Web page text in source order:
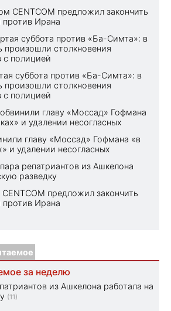
CENTCOM предложил закончить
против Ирана
суббота против «Ба-Симта»: в
произошли столкновения
с полицией
суббота против «Ба-Симта»: в
произошли столкновения
с полицией
главу «Моссад» Гофмана
и удалении несогласных
главу «Моссад» Гофмана «в
и удалении несогласных
репатриантов из Ашкелона
разведку
предложил закончить
против Ирана
за неделю
из Ашкелона работала на
(11)